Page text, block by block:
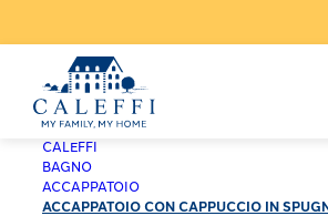
CALEFFI
BAGNO
ACCAPPATOIO
ACCAPPATOIO CON CAPPUCCIO IN